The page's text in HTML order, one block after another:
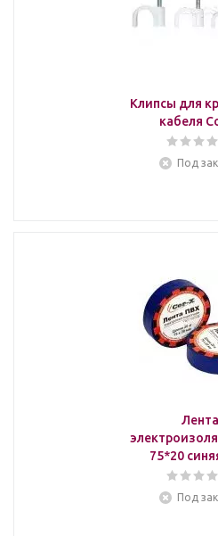
Клипсы для
кабеля
Под
Лента
75*20
Под